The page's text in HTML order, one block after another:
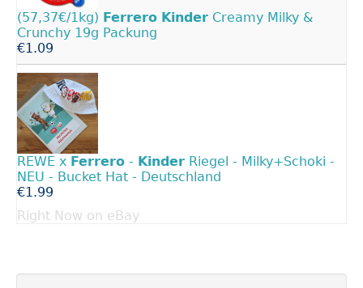
(57,37€/1kg) Ferrero Kinder Creamy Milky &
Crunchy 19g Packung
€1.09
REWE x Ferrero - Kinder Riegel - Milky+Schoki -
NEU - Bucket Hat - Deutschland
€1.99
Right Now on eBay